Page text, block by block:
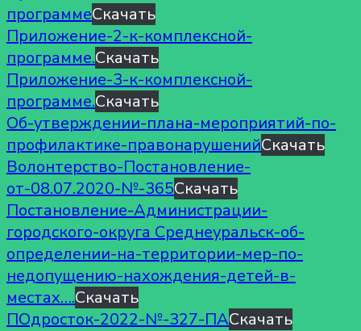
программеСкачать
Приложение-2-к-комплексной-
программе.Скачать
Приложение-3-к-комплексной-
программе.Скачать
Об-утверждении-плана-мероприятий-по-
профилактике-правонарушенийСкачать
Волонтерство-Постановление-
от-08.07.2020-№-365Скачать
Постановление-Администрации-
городского-округа Среднеуральск-об-
определении-на-территории-мер-по-
недопущению-нахождения-детей-в-
местах….Скачать
ПОдросток-2022-№-327-ПАСкачать